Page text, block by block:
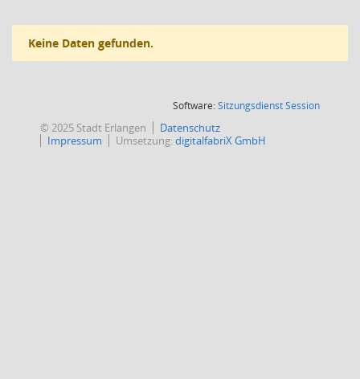
Keine Daten gefunden.
Software:SitzungsdienstSession(Wird in
© 2025 Stadt Erlangen
Datenschutz
Impressum
Umsetzung:digitalfabriX GmbH